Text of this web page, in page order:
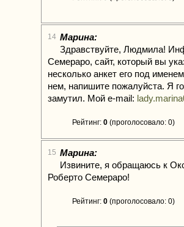
14 Марина:
Здравствуйте, Людмила!
Семераро, сайт, который вы
несколько анкет его под
нем, напишите пожалуйста. Я
замутил. Мой e-mail:
Рейтинг: 0 (проголосовало: 0)
15 Марина:
Извините, я обращаюсь к
Роберто Семераро!
Рейтинг: 0 (проголосовало: 0)